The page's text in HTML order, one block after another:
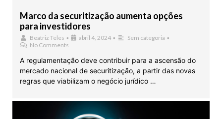
Marco da securitização aumenta opções
para investidores
Beatriz Teles • abril 4, 2024 • Sem categoria •
No Comments
A regulamentação deve contribuir para a ascensão do
mercado nacional de securitização, a partir das novas
regras que viabilizam o negócio jurídico …